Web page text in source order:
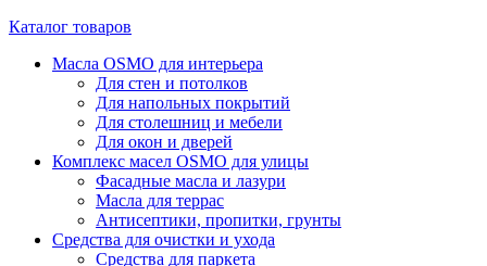
Каталог товаров
Масла OSMO для интерьера
Для стен и потолков
Для напольных покрытий
Для столешниц и мебели
Для окон и дверей
Комплекс масел OSMO для улицы
Фасадные масла и лазури
Масла для террас
Антисептики, пропитки, грунты
Средства для очистки и ухода
Средства для паркета